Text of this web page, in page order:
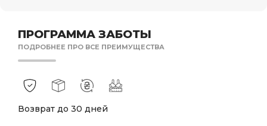
ПРОГРАММА ЗАБОТЫ
ПОДРОБНЕЕ ПРО ВСЕ ПРЕИМУЩЕСТВА
Возврат до 30 дней